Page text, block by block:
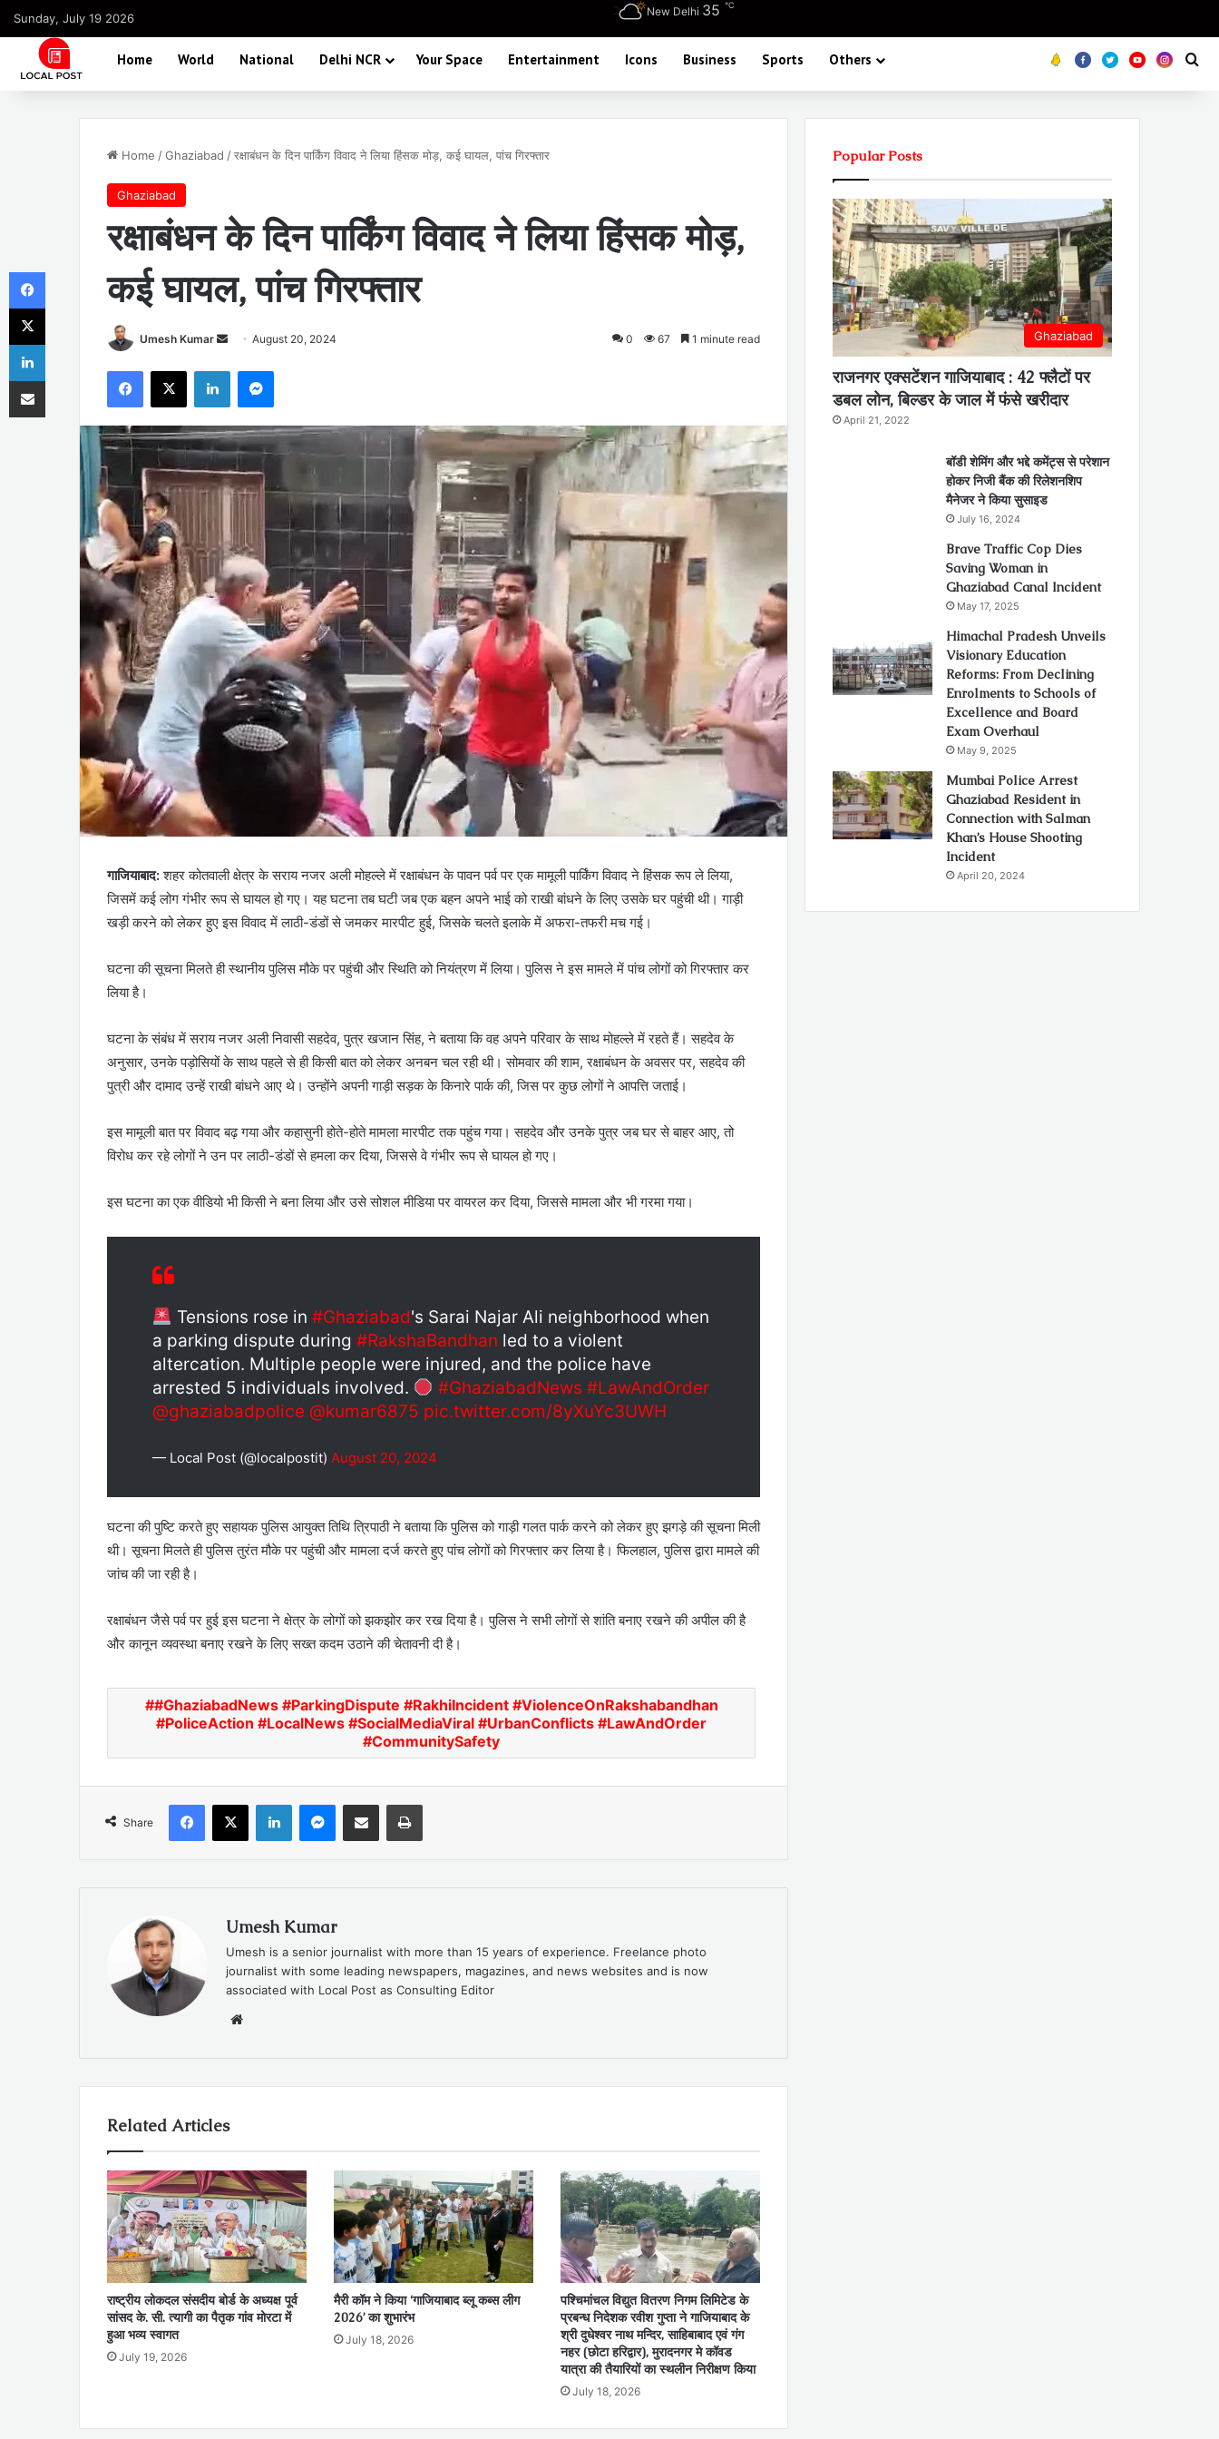
Sunday, July 19 2026 New Delhi 35 ℃
Home World National Delhi NCR Your Space Entertainment Icons Business Sports Others Koo FB TwitterYoutube
Home /Ghaziabad /रक्षाबंधन के दिन पार्किंग विवाद ने लिया हिंसक मोड़, कई घायल, पांच गिरफ्तार
Ghaziabad
रक्षाबंधन के दिन पार्किंग विवाद ने लिया हिंसक मोड़,
कई घायल, पांच गिरफ्तार
Umesh Kumar
Send
email
August 20, 2024 0 67 1 minute read
Facebook
X LinkedInMessenger
गाजियाबाद:शहर कोतवाली क्षेत्र के सराय नजर अली मोहल्ले में रक्षाबंधन के पावन पर्व पर एक मामूली पार्किंग विवाद ने हिंसक रूप ले लिया,
जिसमें कई लोग गंभीर रूप से घायल हो गए। यह घटना तब घटी जब एक बहन अपने भाई को राखी बांधने के लिए उसके घर पहुंची थी। गाड़ी
खड़ी करने को लेकर हुए इस विवाद में लाठी-डंडों से जमकर मारपीट हुई, जिसके चलते इलाके में अफरा-तफरी मच गई।
घटना की सूचना मिलते ही स्थानीय पुलिस मौके पर पहुंची और स्थिति को नियंत्रण में लिया। पुलिस ने इस मामले में पांच लोगों को गिरफ्तार कर
लिया है।
घटना के संबंध में सराय नजर अली निवासी सहदेव, पुत्र खजान सिंह, ने बताया कि वह अपने परिवार के साथ मोहल्ले में रहते हैं। सहदेव के
अनुसार, उनके पड़ोसियों के साथ पहले से ही किसी बात को लेकर अनबन चल रही थी। सोमवार की शाम, रक्षाबंधन के अवसर पर, सहदेव की
पुत्री और दामाद उन्हें राखी बांधने आए थे। उन्होंने अपनी गाड़ी सड़क के किनारे पार्क की, जिस पर कुछ लोगों ने आपत्ति जताई।
इस मामूली बात पर विवाद बढ़ गया और कहासुनी होते-होते मामला मारपीट तक पहुंच गया। सहदेव और उनके पुत्र जब घर से बाहर आए, तो
विरोध कर रहे लोगों ने उन पर लाठी-डंडों से हमला कर दिया, जिससे वे गंभीर रूप से घायल हो गए।
इस घटना का एक वीडियो भी किसी ने बना लिया और उसे सोशल मीडिया पर वायरल कर दिया, जिससे मामला और भी गरमा गया।
Tensions rose in #Ghaziabad's Sarai Najar Ali neighborhood when
a parking dispute during #RakshaBandhan led to a violent
altercation. Multiple people were injured, and the police have
arrested 5 individuals involved.
#GhaziabadNews #LawAndOrder
@ghaziabadpolice @kumar6875 pic.twitter.com/8yXuYc3UWH
— Local Post (@localpostit) August 20, 2024
घटना की पुष्टि करते हुए सहायक पुलिस आयुक्त तिथि त्रिपाठी ने बताया कि पुलिस को गाड़ी गलत पार्क करने को लेकर हुए झगड़े की सूचना मिली
थी। सूचना मिलते ही पुलिस तुरंत मौके पर पहुंची और मामला दर्ज करते हुए पांच लोगों को गिरफ्तार कर लिया है। फिलहाल, पुलिस द्वारा मामले की
जांच की जा रही है।
रक्षाबंधन जैसे पर्व पर हुई इस घटना ने क्षेत्र के लोगों को झकझोर कर रख दिया है। पुलिस ने सभी लोगों से शांति बनाए रखने की अपील की है
और कानून व्यवस्था बनाए रखने के लिए सख्त कदम उठाने की चेतावनी दी है।
#GhaziabadNews #ParkingDispute #RakhiIncident #ViolenceOnRakshabandhan
#PoliceAction #LocalNews #SocialMediaViral #UrbanConflicts #LawAndOrder
#CommunitySafety
Share
Facebook
X LinkedInMessenger
Share via Email Print
Umesh Kumar
Umesh is a senior journalist with more than 15 years of experience. Freelance photo
journalist with some leading newspapers, magazines, and news websites and is now
associated with Local Post as Consulting Editor
Related Articles
राष्ट्रीय लोकदल संसदीय बोर्ड के अध्यक्ष पूर्व
सांसद के. सी. त्यागी का पैतृक गांव मोरटा में
हुआ भव्य स्वागत
July 19, 2026
मैरी कॉम ने किया ‘गाजियाबाद ब्लू कब्स लीग
2026’ का शुभारंभ
July 18, 2026
पश्चिमांचल विद्युत वितरण निगम लिमिटेड के
प्रबन्ध निदेशक रवीश गुप्ता ने गाजियाबाद के
श्री दुधेश्वर नाथ मन्दिर, साहिबाबाद एवं गंग
नहर (छोटा हरिद्वार), मुरादनगर मे कॉवड
यात्रा की तैयारियों का स्थलीन निरीक्षण किया
July 18, 2026
Popular Posts
Ghaziabad
राजनगर एक्सटेंशन गाजियाबाद : 42 फ्लैटों पर
डबल लोन, बिल्डर के जाल में फंसे खरीदार
April 21, 2022
बॉडी शेमिंग और भद्दे कमेंट्स से परेशान
होकर निजी बैंक की रिलेशनशिप
मैनेजर ने किया सुसाइड
July 16, 2024
Brave Traffic Cop Dies
Saving Woman in
Ghaziabad Canal Incident
May 17, 2025
Himachal Pradesh Unveils
Visionary Education
Reforms: From Declining
Enrolments to Schools of
Excellence and Board
Exam Overhaul
May 9, 2025
Mumbai Police Arrest
Ghaziabad Resident in
Connection with Salman
Khan’s House Shooting
Incident
April 20, 2024
Facebook
X
LinkedIn
Share via Email